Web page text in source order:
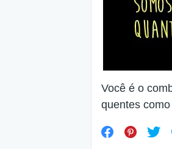
Você é o
quentes